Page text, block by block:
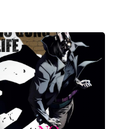
英贵族，尤里乌斯的求婚。
“如此出色的人为何要找我？”
尽管虽然觉得不可思议但还是
决定结婚，可是在婚礼后，迄
今为止一直温柔平